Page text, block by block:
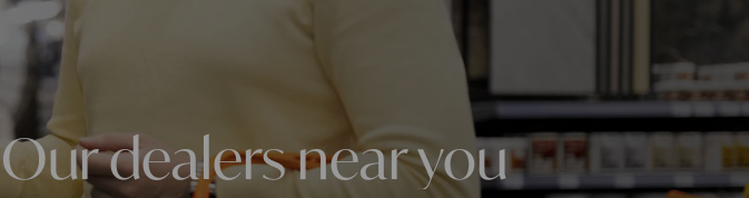
Our dealers near you